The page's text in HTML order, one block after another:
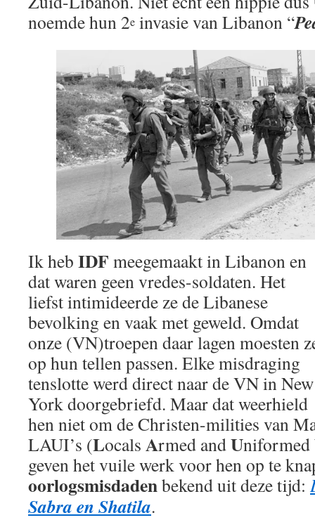
noemde hun 2e invasie van Libanon “
Ik heb IDF meegemaakt in Libanon en
dat waren geen vredes-soldaten. Het
liefst intimideerde ze de Libanese
bevolking en vaak met geweld. Omdat
onze (VN)troepen daar lagen moesten
op hun tellen passen. Elke misdraging
tenslotte werd direct naar de VN in New
York doorgebriefd. Maar dat weerhield
hen niet om de Christen-milities van
LAUI’s (Locals Armed andU
geven het vuile werk voor hen op te
oorlogsmisdadenbekend uit deze tijd:
Sabra en Shatila.